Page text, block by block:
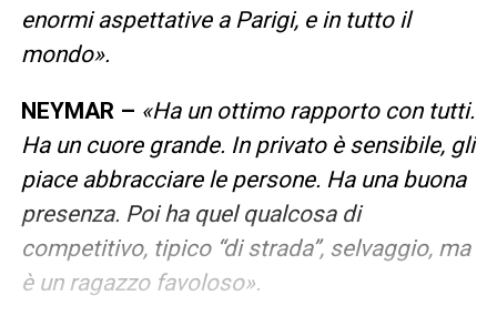
enormi aspettative a Parigi, e in tutto il
mondo».
NEYMAR – «Ha un ottimo rapporto con tutti.
Ha un cuore grande. In privato è sensibile, gli
piace abbracciare le persone. Ha una buona
presenza. Poi ha quel qualcosa di
competitivo, tipico “di strada”, selvaggio, ma
è un ragazzo favoloso».